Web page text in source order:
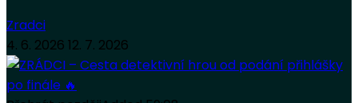
Zradci
4. 6. 2026 12. 7. 2026